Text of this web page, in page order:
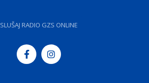
SLUŠAJ RADIO GZS ONLINE